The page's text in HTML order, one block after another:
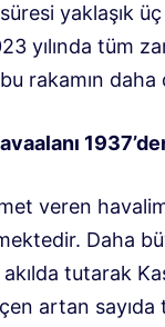
yaklaşık
yılında tüm
bu rakamın
veren
Daha
tutarak
artan